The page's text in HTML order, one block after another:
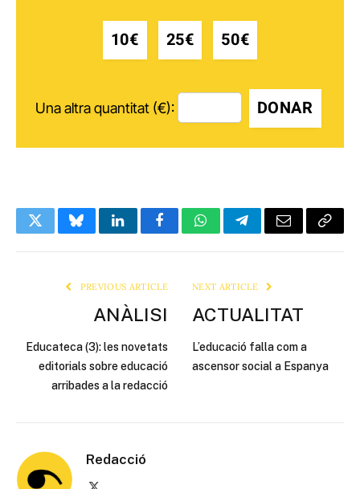
10€ 25€ 50€
Una altra quantitat (€): DONAR
TwitterBlueskyLinkedInFacebookWhatsAppTelegramEmail Copy
PREVIOUS ARTICLE
ANÀLISI
Educateca (3): les novetats
editorials sobre educació
arribades a la redacció
NEXT ARTICLE
ACTUALITAT
L’educació falla com a
ascensor social a Espanya
Redacció